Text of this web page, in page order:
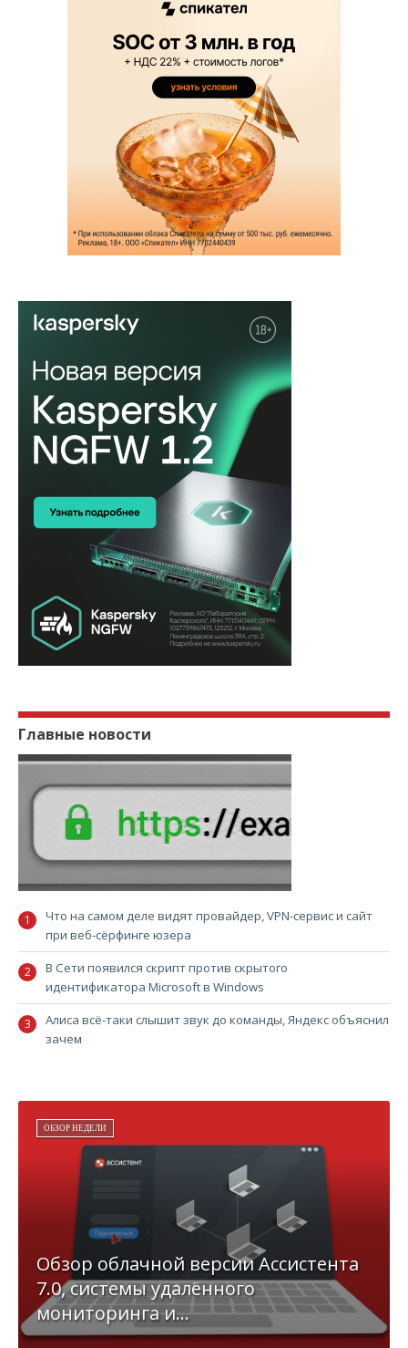
Главные новости
Что на самом деле видят провайдер, VPN-сервис и сайт
при веб-сёрфинге юзера
В Сети появился скрипт против скрытого
идентификатора Microsoft в Windows
Алиса всё-таки слышит звук до команды, Яндекс объяснил
зачем
ОБЗОР НЕДЕЛИ
Обзор облачной версии Ассистента
7.0, системы удалённого
мониторинга и...